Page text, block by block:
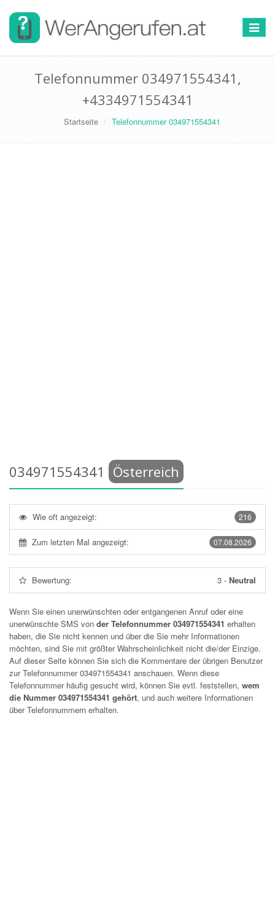
Toggle
Telefonnummer 034971554341,
+4334971554341
Startseite Telefonnummer 034971554341
034971554341 Österreich
216
Wie oft angezeigt:
07.08.2026
Zum letzten Mal angezeigt:
Bewertung: 3 - Neutral
Wenn Sie einen unerwünschten oder entgangenen Anruf oder eine
unerwünschte SMS von der Telefonnummer 034971554341 erhalten
haben, die Sie nicht kennen und über die Sie mehr Informationen
möchten, sind Sie mit größter Wahrscheinlichkeit nicht die/der Einzige.
Auf dieser Seite können Sie sich die Kommentare der übrigen Benutzer
zur Telefonnummer034971554341 anschauen. Wenn diese
Telefonnummer häufig gesucht wird, können Sie evtl. feststellen, wem
die Nummer 034971554341 gehört, und auch weitere Informationen
über Telefonnummern erhalten.